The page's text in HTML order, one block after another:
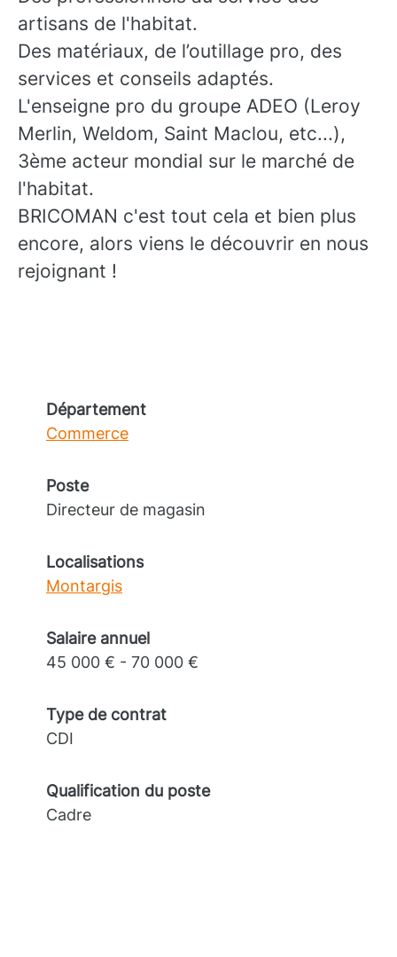
artisans de l'habitat.
Des matériaux, de l’outillage pro, des
services et conseils adaptés.
L'enseigne pro du groupe ADEO (Leroy
Merlin, Weldom, Saint Maclou, etc...),
3ème acteur mondial sur le marché de
l'habitat.
BRICOMAN c'est tout cela et bien plus
encore, alors viens le découvrir en nous
rejoignant !
Département
Commerce
Poste
Directeur de magasin
Localisations
Montargis
Salaire annuel
45 000 € - 70 000 €
Type de contrat
CDI
Qualification du poste
Cadre